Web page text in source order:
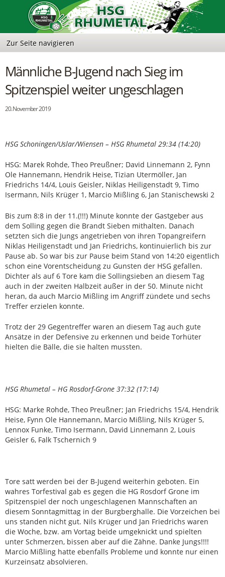
Männliche B-Jugend nach Sieg im
Spitzenspiel weiter ungeschlagen
20. November 2019
HSG Schoningen/Uslar/Wiensen – HSG Rhumetal 29:34 (14:20)
HSG: Marek Rohde, Theo Preußner; David Linnemann 2, Fynn
Ole Hannemann, Hendrik Heise, Tizian Utermöller, Jan
Friedrichs 14/4, Louis Geisler, Niklas Heiligenstadt 9, Timo
Isermann, Nils Krüger 1, Marcio Mißling 6, Jan Stanischewski 2
Bis zum 8:8 in der 11.(!!!) Minute konnte der Gastgeber aus
dem Solling gegen die Brandt Sieben mithalten. Danach
setzten sich die Jungs angetrieben von ihren Topangreifern
Niklas Heiligenstadt und Jan Friedrichs, kontinuierlich bis zur
Pause ab. So war bis zur Pause beim Stand von 14:20 eigentlich
schon eine Vorentscheidung zu Gunsten der HSG gefallen.
Dichter als auf 6 Tore kam die Sollingsieben an diesem Tag
auch in der zweiten Halbzeit außer in der 50. Minute nicht
heran, da auch Marcio Mißling im Angriff zündete und sechs
Treffer erzielen konnte.
Trotz der 29 Gegentreffer waren an diesem Tag auch gute
Ansätze in der Defensive zu erkennen und beide Torhüter
hielten die Bälle, die sie halten mussten.
HSG Rhumetal – HG Rosdorf-Grone 37:32 (17:14)
HSG: Marke Rohde, Theo Preußner; Jan Friedrichs 15/4, Hendrik
Heise, Fynn Ole Hannemann, Marcio Mißling, Nils Krüger 5,
Lennox Funke, Timo Isermann, David Linnemann 2, Louis
Geisler 6, Falk Tschernich 9
Tore satt werden bei der B-Jugend weiterhin geboten. Ein
wahres Torfestival gab es gegen die HG Rosdorf Grone im
Spitzenspiel der noch ungeschlagenen Mannschaften an
diesem Sonntagmittag in der Burgberghalle. Die Vorzeichen bei
uns standen nicht gut. Nils Krüger und Jan Friedrichs waren
die Woche, bzw. am Vortag beide umgeknickt und spielten
unter Schmerzen, bissen aber auf die Zähne. Danke Jungs!!!!
Marcio Mißling hatte ebenfalls Probleme und konnte nur einen
Kurzeinsatz absolvieren.